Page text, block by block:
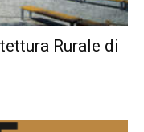
Rurale di